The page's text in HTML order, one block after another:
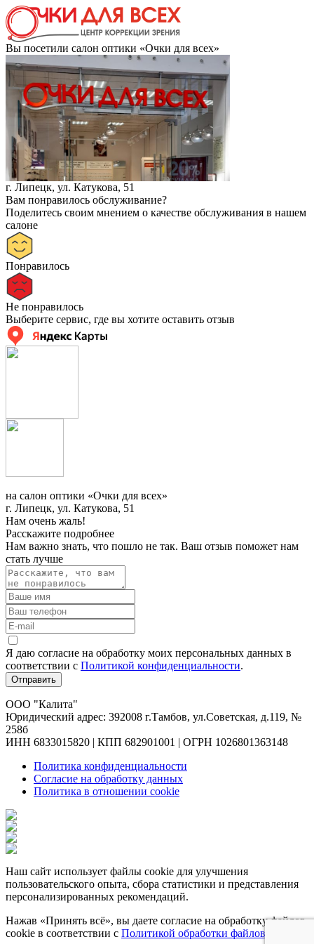
Вы посетили салон оптики «Очки для всех»
г. Липецк, ул. Катукова, 51
Вам понравилось обслуживание?
Поделитесь своим мнением о качестве обслуживания в нашем
салоне
Понравилось
Не понравилось
Выберите сервис, где вы хотите оставить отзыв
на салон оптики «Очки для всех»
г. Липецк, ул. Катукова, 51
Нам очень жаль!
Расскажите подробнее
Нам важно знать, что пошло не так. Ваш отзыв поможет нам
стать лучше
Я даю согласие на обработку моих персональных данных в
соответствии c Политикой конфиденциальности.
Отправить
ООО "Калита"
Юридический адрес: 392008 г.Тамбов, ул.Советская, д.119, №
258б
ИНН 6833015820 | КПП 682901001 | ОГРН 1026801363148
Политика конфиденциальности
Согласие на обработку данных
Политика в отношении cookie
Наш сайт использует файлы cookie для улучшения
пользовательского опыта, сбора статистики и представления
персонализированных рекомендаций.
Нажав «Принять всё», вы даете согласие на обработку файлов
cookie в соответствии с Политикой обработки файлов cookie